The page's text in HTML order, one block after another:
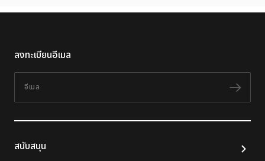
ลงทะเบียนอีเมล
ติดต
สนับสนุน